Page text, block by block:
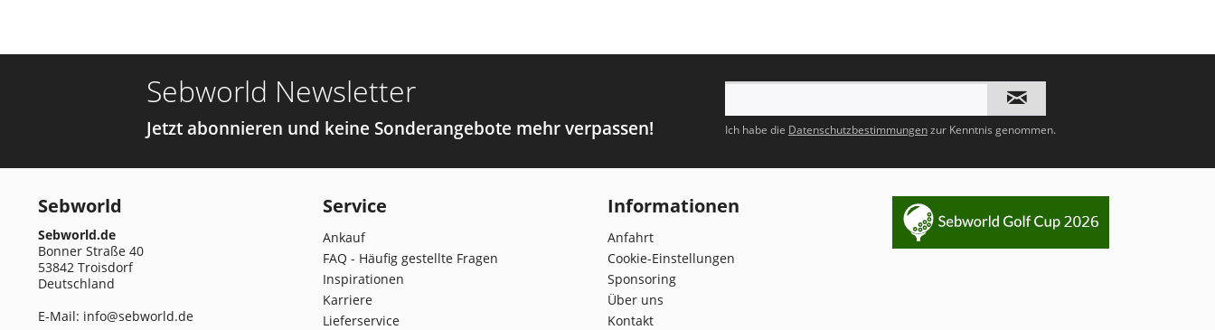
Sebworld Newsletter
Jetzt abonnieren und keine Sonderangebote mehr verpassen! Ich habe die Datenschutzbestimmungenzur Kenntnis genommen.
Sebworld
Sebworld.de
Bonner Straße 40
53842 Troisdorf
Deutschland
E-Mail: info@sebworld.de
Service
Ankauf
FAQ - Häufig gestellte Fragen
Inspirationen
Karriere
Lieferservice
Informationen
Anfahrt
Cookie-Einstellungen
Sponsoring
Über uns
Kontakt